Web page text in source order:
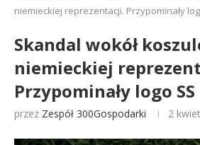
niemieckiej reprezentacji. Przypominały
Skandal wokół
niemieckiej
Przypominały logo SS
przez Zespół 300Gospodarki 2